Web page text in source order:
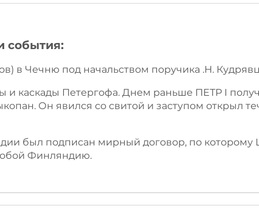
события:
в Чечню под начальством поручика .Н.
и каскады Петергофа. Днем раньше ПЕТР I
Он явился со свитой и заступом открыл
был подписан мирный договор, по
Финляндию.